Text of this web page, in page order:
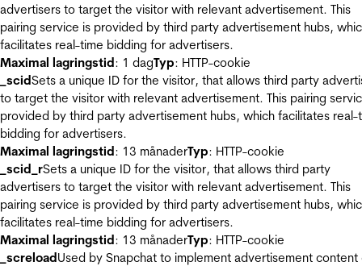
advertisers to target the visitor with relevant advertisement. This
pairing service is provided by third party advertisement hubs,
facilitates real-time bidding for advertisers.
Maximal lagringstid: 1 dagTyp: HTTP-cookie
_scidSets a unique ID for the visitor, that allows third party
to target the visitor with relevant advertisement. This pairing
provided by third party advertisement hubs, which facilitates real-
bidding for advertisers.
Maximal lagringstid: 13 månaderTyp: HTTP-cookie
_scid_rSets a unique ID for the visitor, that allows third party
advertisers to target the visitor with relevant advertisement. This
pairing service is provided by third party advertisement hubs,
facilitates real-time bidding for advertisers.
Maximal lagringstid: 13 månaderTyp: HTTP-cookie
_screloadUsed by Snapchat to implement advertisement content